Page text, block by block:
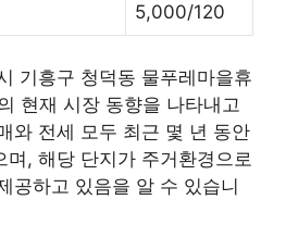
5,000/120
기흥구 청덕동 물푸레마을휴
현재 시장 동향을 나타내고
와 전세 모두 최근 몇 년 동안
며, 해당 단지가 주거환경으로
공하고 있음을 알 수 있습니